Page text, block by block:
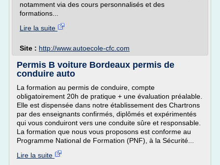
notamment via des cours personnalisés et des
formations...
Lire la suite
Site : http://www.autoecole-cfc.com
Permis B voiture Bordeaux permis de
conduire auto
La formation au permis de conduire, compte
obligatoirement 20h de pratique + une évaluation préalable.
Elle est dispensée dans notre établissement des Chartrons
par des enseignants confirmés, diplômés et expérimentés
qui vous conduiront vers une conduite sûre et responsable.
La formation que nous vous proposons est conforme au
Programme National de Formation (PNF), à la Sécurité...
Lire la suite